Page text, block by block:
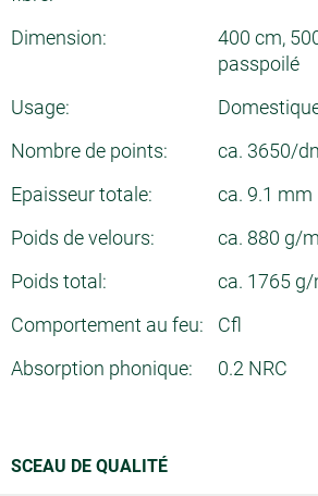
Dimension:
400 cm,
passpoilé
Usage:
Nombre de points:
ca. 3650/
Epaisseur totale:
ca. 9.1 mm
Poids de velours:
ca. 880 g/
Poids total:
ca. 1765 g/
Comportement au feu:
Cfl
Absorption phonique:
0.2 NRC
SCEAU DE QUALITÉ